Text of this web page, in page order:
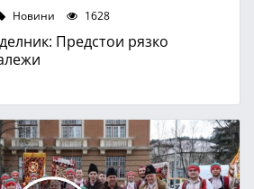
Новини 1628
Предстои рязко